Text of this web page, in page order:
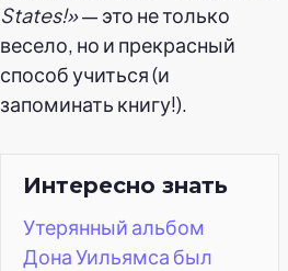
States!»— это не только
весело, но и прекрасный
способ учиться (и
запоминать книгу!).
Интересно знать
Утерянный альбом
Дона Уильямса был